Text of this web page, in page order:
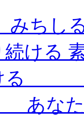
みちし
続ける
＿＿
＿ あな